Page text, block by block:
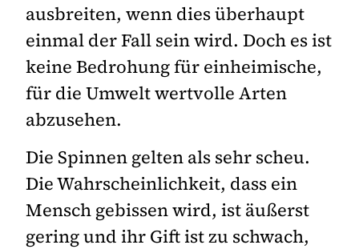
ausbreiten, wenn dies überhaupt
einmal der Fall sein wird. Doch es ist
keine Bedrohung für einheimische,
für die Umwelt wertvolle Arten
abzusehen.
Die Spinnen gelten als sehr scheu.
Die Wahrscheinlichkeit, dass ein
Mensch gebissen wird, ist äußerst
gering und ihr Gift ist zu schwach,